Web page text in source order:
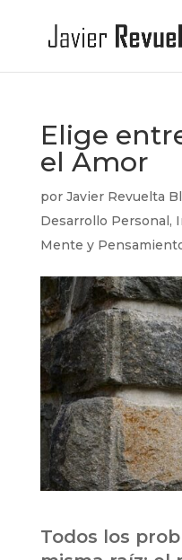
Elige
el Amor
por Javier Revuelta
Desarrollo Personal,
Mente y
Todos los